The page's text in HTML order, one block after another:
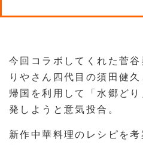
今回コラボしてくれた菅
りやさん四代目の須田健
帰国を利用して「水郷ど
発しようと意気投合。
新作中華料理のレシピを